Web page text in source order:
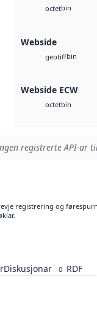
octetbin
Webside
geotiffbin
Webside ECW
octetbin
registrerte API-ar
registrering og
Diskusjonar 0 RDF